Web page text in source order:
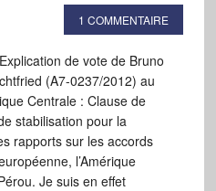
1 COMMENTAIRE
Explication de vote de Bruno
(A7-0237/2012) au
Centrale : Clause de
stabilisation pour la
rapports sur les accords
l’Amérique
Je suis en effet